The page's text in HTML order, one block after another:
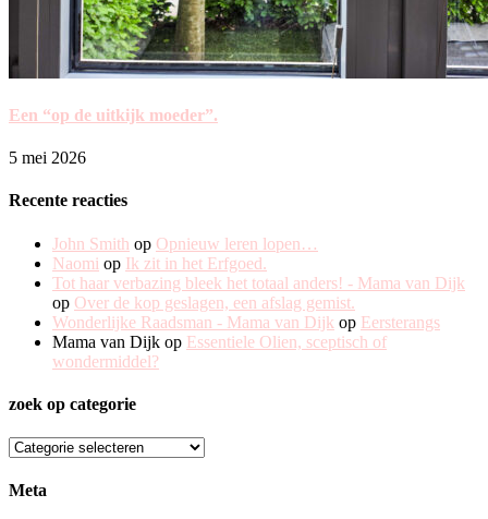
Een “op de uitkijk moeder”.
5 mei 2026
Recente reacties
John Smith op Opnieuw leren lopen…
Naomi op Ik zit in het Erfgoed.
Tot haar verbazing bleek het totaal anders! - Mama van Dijk
op Over de kop geslagen, een afslag gemist.
Wonderlijke Raadsman - Mama van Dijk op Eersterangs
Mama van Dijk op Essentiele Olien, sceptisch of
wondermiddel?
zoek op categorie
zoek
categorie
Meta